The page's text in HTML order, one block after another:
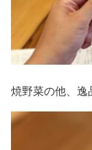
焼野菜の他、逸